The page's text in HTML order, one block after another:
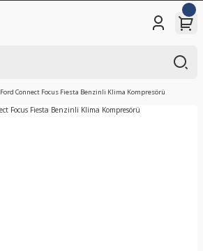
Ford Connect Focus Fiesta Benzinli Klima Kompresörü